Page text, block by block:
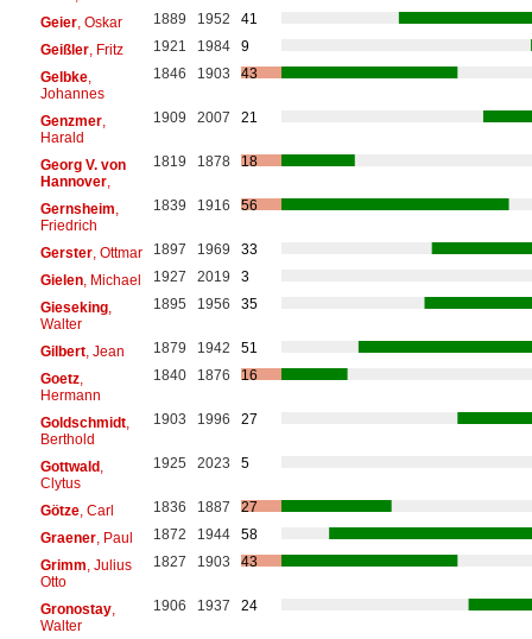
Geier, Oskar 1889 1952
41
Geißler, Fritz 1921 1984
9
Gelbke,
Johannes
1846 1903 43
Genzmer,
Harald
1909 2007 21
Georg V. von
Hannover,
1819 1878 18
Gernsheim
Friedrich
1839 1916 56
Gerster, Ottmar 1897 1969
33
Gielen, Michael 1927 2019
3
Gieseking,
Walter
1895 1956 35
Gilbert, Jean 1879 1942
51
Goetz,
Hermann
1840 1876 16
Goldschmidt,
Berthold
1903 1996 27
Gottwald,
Clytus
1925 2023 5
Götze, Carl 1836 1887
27
Graener, Paul 1872 1944
58
Grimm , Julius
Otto
1827 1903 43
Gronostay,
Walter
1906 1937 24